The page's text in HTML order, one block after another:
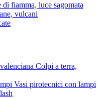
fiamma, luce sagomata
vulcani
Colpi a terra,
Vasi pirotecnici con lampi